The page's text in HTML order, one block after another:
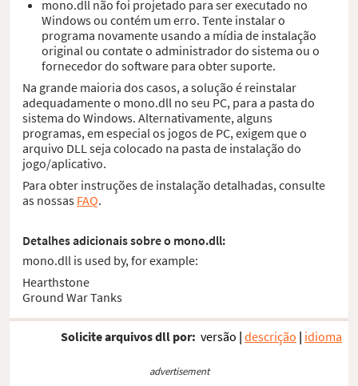
mono.dll não foi projetado para ser executado no
Windows ou contém um erro. Tente instalar o
programa novamente usando a mídia de instalação
original ou contate o administrador do sistema ou o
fornecedor do software para obter suporte.
Na grande maioria dos casos, a solução é reinstalar
adequadamente o mono.dll no seu PC, para a pasta do
sistema do Windows. Alternativamente, alguns
programas, em especial os jogos de PC, exigem que o
arquivo DLL seja colocado na pasta de instalação do
jogo/aplicativo.
Para obter instruções de instalação detalhadas, consulte
as nossas FAQ.
Detalhes adicionais sobre o mono.dll:
mono.dll is used by, for example:
Hearthstone
Ground War Tanks
Solicite arquivos dll por: versão | descrição | idioma
advertisement